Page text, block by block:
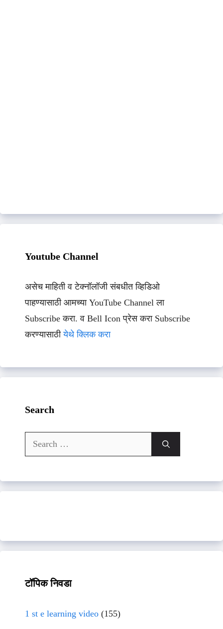
Youtube Channel
असेच माहिती व टेक्नॉलॉजी संबधीत व्हिडिओ
पाहण्यासाठी आमच्या YouTube Channel ला
Subscribe करा. व Bell Icon प्रेस करा Subscribe
करण्यासाठीयेथे क्लिक करा
Search
Search
for:
टॉपिक निवडा
1 st e learning video (155)